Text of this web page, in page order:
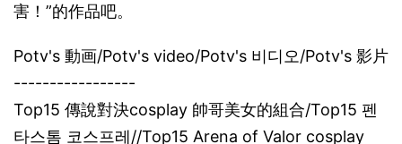
害！”的作品吧。
Potv's 動画/Potv's video/Potv's 비디오/Potv's 影片
-----------------
Top15 傳說對決cosplay 帥哥美女的組合/Top15 펜
타스톰 코스프레//Top15 Arena of Valor cosplay